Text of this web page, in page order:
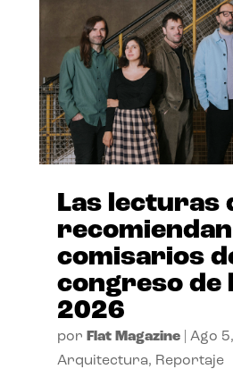
Las lecturas
comisarios
congreso de
2026
por Flat Magazine| Ago
Arquitectura, Reportaje